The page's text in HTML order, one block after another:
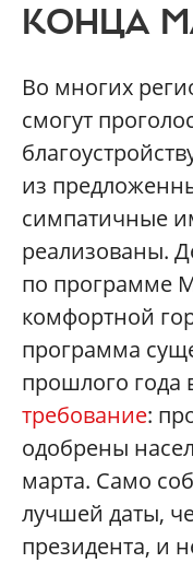
КОНЦА
Во многих
смогут
из
симпатичные
реализованы.
по программе
комфортной
программа
прошлого года
требование:
одобрены
марта. Само
лучшей даты,
президента, и